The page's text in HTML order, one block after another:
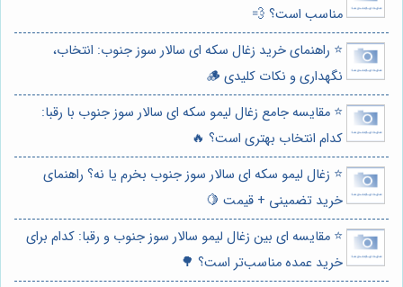
مناسب است؟ 💨
⭐️ راهنمای خرید زغال سکه ای سالار سوز جنوب: انتخاب،
نگهداری و نکات کلیدی 🪵
⭐️ مقایسه جامع زغال لیمو سکه ای سالار سوز جنوب با رقبا:
کدام انتخاب بهتری است؟ 🔥
⭐️ زغال لیمو سکه ای سالار سوز جنوب بخرم یا نه؟ راهنمای
خرید تضمینی + قیمت 🍋
⭐️ مقایسه ای بین زغال لیمو سالار سوز جنوب و رقبا: کدام برای
خرید عمده مناسب‌تر است؟ 🌳